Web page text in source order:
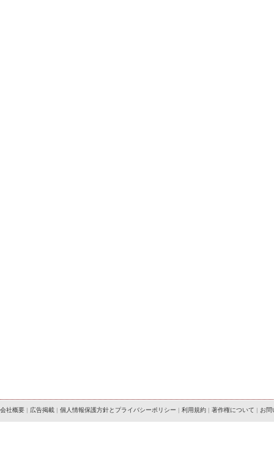
会社概要 | 広告掲載 | 個人情報保護方針とプライバシーポリシー | 利用規約 | 著作権について | お問